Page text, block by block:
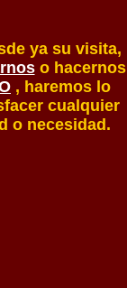
ya su visita,
o hacernos
, haremos lo
cualquier
o necesidad.